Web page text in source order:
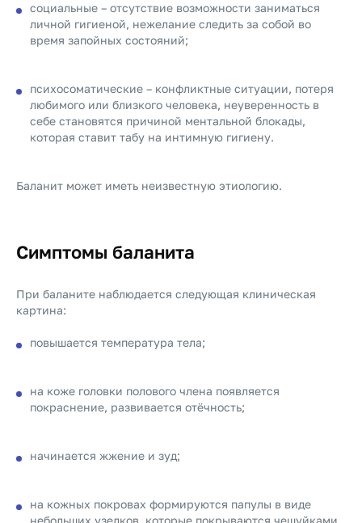
социальные – отсутствие возможности заниматься
личной гигиеной, нежелание следить за собой во
время запойных состояний;
психосоматические – конфликтные ситуации, потеря
любимого или близкого человека, неуверенность в
себе становятся причиной ментальной блокады,
которая ставит табу на интимную гигиену.
Баланит может иметь неизвестную этиологию.
Симптомы баланита
При баланите наблюдается следующая клиническая
картина:
повышается температура тела;
на коже головки полового члена появляется
покраснение, развивается отёчность;
начинается жжение и зуд;
на кожных покровах формируются папулы в виде
небольших узелков, которые покрываются чешуйками